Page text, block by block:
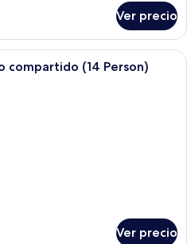
Ver precio
Un dormitorio con literas, una
compartido (14 Person)
Ver precio